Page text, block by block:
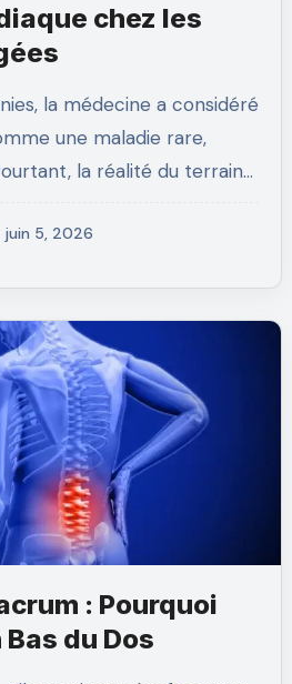
chez les
une maladie rare,
la réalité du terrain…
juin 5, 2026
: Pourquoi
du Dos